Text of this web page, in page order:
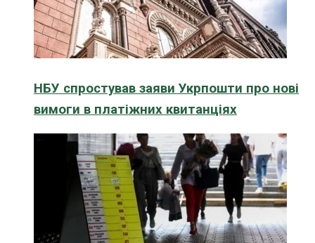
НБУ спростував заяви Укрпошти про нові
вимоги в платіжних квитанціях